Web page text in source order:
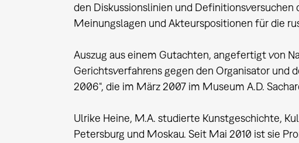
den Diskussionslinien und Definitionsversuchen
Meinungslagen und Akteurspositionen für die
Auszug aus einem Gutachten, angefertigt von
Gerichtsverfahrens gegen den Organisator und
2006“, die im März 2007 im Museum A.D.
Ulrike Heine, M.A. studierte Kunstgeschichte,
Petersburg und Moskau. Seit Mai 2010 ist sie